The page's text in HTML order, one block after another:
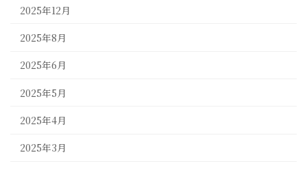
2025年12月
2025年8月
2025年6月
2025年5月
2025年4月
2025年3月